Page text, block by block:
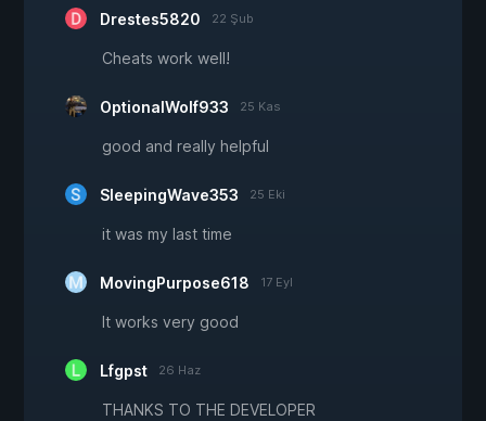
Drestes5820 22 Şub
Cheats work well!
OptionalWolf933 25 Kas
good and really helpful
SleepingWave353 25 Eki
it was my last time
MovingPurpose618 17 Eyl
It works very good
Lfgpst 26 Haz
THANKS TO THE DEVELOPER